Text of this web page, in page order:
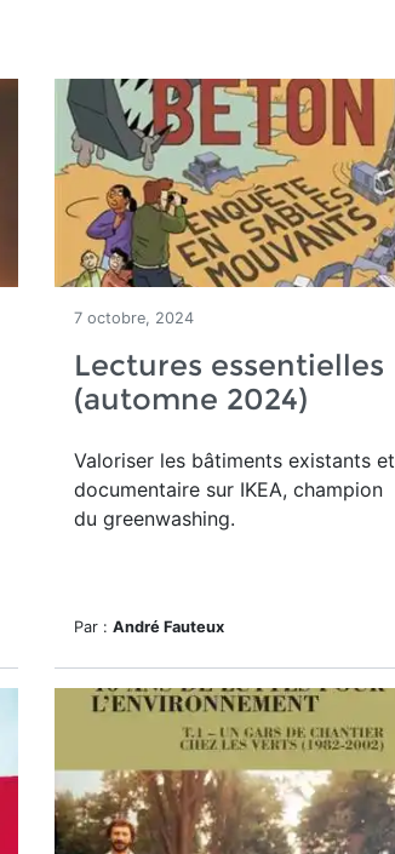
7 octobre, 2024
Lectures essentielles
(automne 2024)
Valoriser les bâtiments existants et
documentaire sur IKEA, champion
du greenwashing.
Par : André Fauteux